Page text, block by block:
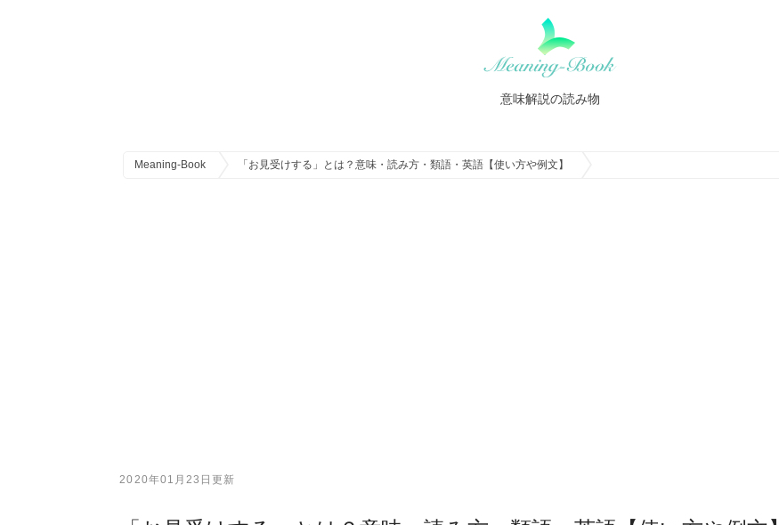
意味解説の読み物
Meaning-Book 「お見受けする」とは？意味・読み方・類語・英語【使い方や例文】
2020年01月23日更新